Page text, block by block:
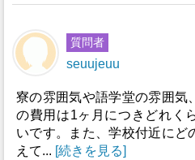
質問者
seuujeuu
寮の雰囲気や語学堂の雰囲気
の費用は1ヶ月につきどれく
いです。また、学校付近にど
えて... [続きを見る]